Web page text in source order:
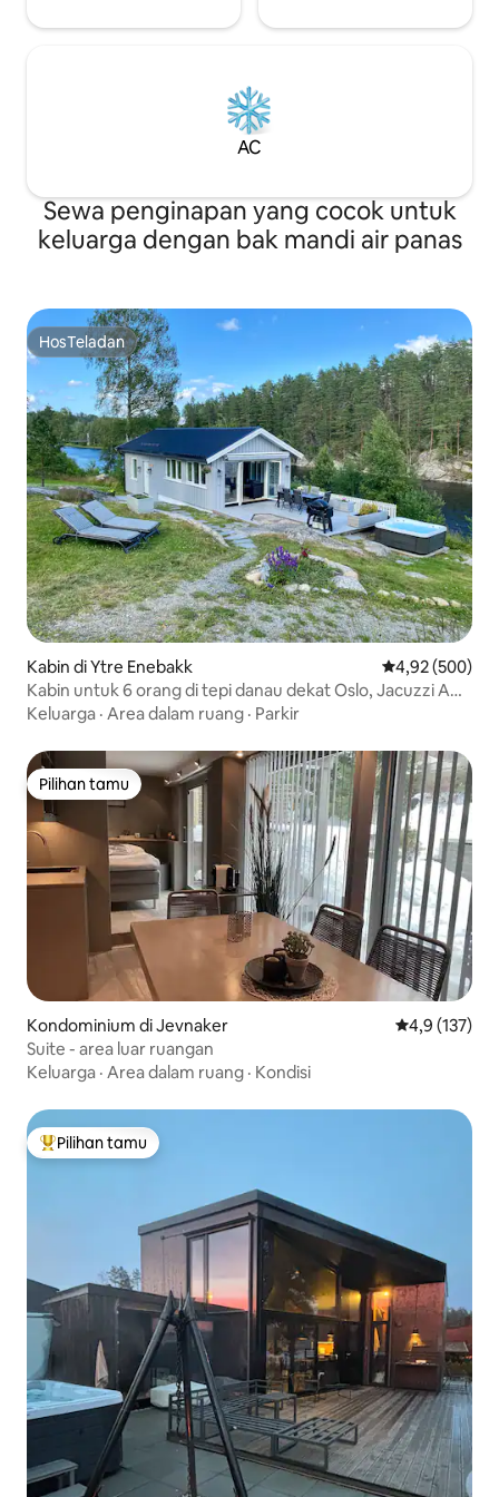
AC
Sewa penginapan yang cocok untuk
keluarga dengan bak mandi air panas
HosTeladan
HosTeladan
Kabin di Ytre Enebakk Nilai rata-rata
4,92 (500)
Kabin untuk 6 orang di tepi danau dekat Oslo, Jacuzzi AC
Wi - Fi
Keluarga · Area dalam ruang · Parkir
Pilihan tamu
Pilihan tamu
Kondominium di Jevnaker Nilai rata-
4,9 (137)
Suite - area luar ruangan
Keluarga · Area dalam ruang · Kondisi
Pilihan tamu terpopuler
Pilihan tamu